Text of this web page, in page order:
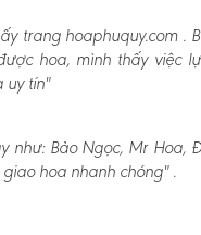
trang hoaphuquy.com .
hoa, mình thấy việc
uy tín"
như: Bảo Ngọc, Mr Hoa,
hoa nhanh chóng" .